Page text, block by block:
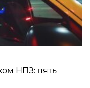
НПЗ: пять